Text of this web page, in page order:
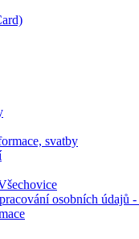
svatby
osobních údajů